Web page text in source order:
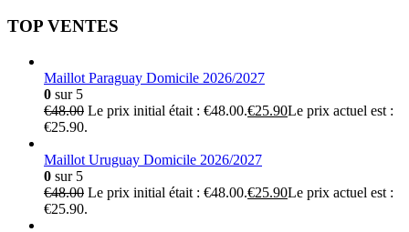
TOP VENTES
Maillot Paraguay Domicile 2026/2027
0 sur 5
€48.00 Le prix initial était : €48.00.€25.90Le prix actuel est :
€25.90.
Maillot Uruguay Domicile 2026/2027
0 sur 5
€48.00 Le prix initial était : €48.00.€25.90Le prix actuel est :
€25.90.